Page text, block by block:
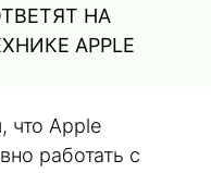
НА
APPLE
что Apple
работать с